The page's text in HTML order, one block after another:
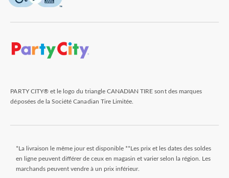
PARTY CITY® et le logo du triangle CANADIAN TIRE sont des marques
déposées de la Société Canadian Tire Limitée.
*La livraison le même jour est disponible **Les prix et les dates des soldes
en ligne peuvent différer de ceux en magasin et varier selon la région. Les
marchands peuvent vendre à un prix inférieur.